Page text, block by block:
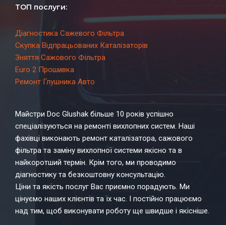
ТОП послуги:
Діагностика Сажевого Фільтра
Скупка Відпрацьованих Каталізаторів
Зняття Сажового Фільтра
Euro 2 Прошивка
Ремонт Глушника Авто
Майстри Doc Glushak більше 10 років успішно
спеціалізуються на ремонті вихлопних систем. Наші
фахівці виконають ремонт каталізатора, сажового
фільтра та заміну вихлопної системи якісно та в
найкоротший термін. Крім того, ми проводимо
діагностику та безкоштовну консультацію.
Ціни та якість послуг Вас приємно порадують. Ми
цінуємо наших клієнтів та їх час. І постійно працюємо
над тим, щоб виконувати роботу ще швидше і якісніше.